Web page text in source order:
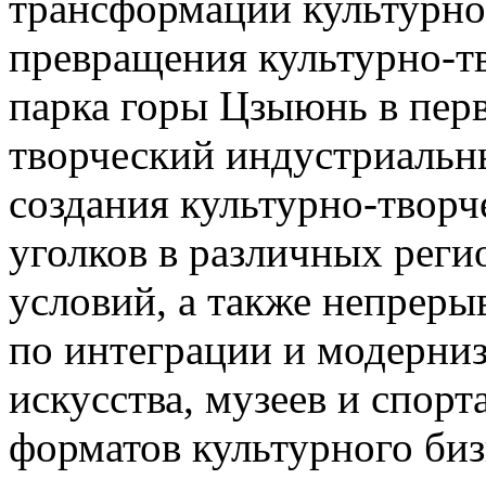
превращения культурно-
парка горы Цзыюнь в
творческий
создания культурно-
уголков в различных
условий, а также
по интеграции и
искусства, музеев и
форматов культурного